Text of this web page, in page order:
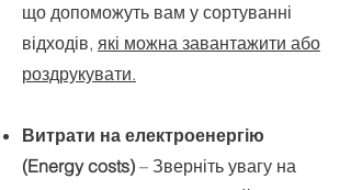
що допоможуть вам у сортуванні
відходів, які можна завантажити або
роздрукувати.
Витрати на електроенергію
(Energy costs) – Зверніть увагу на